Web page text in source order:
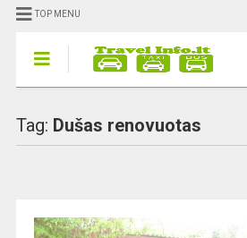
TOP MENU
Tag: Dušas renovuotas